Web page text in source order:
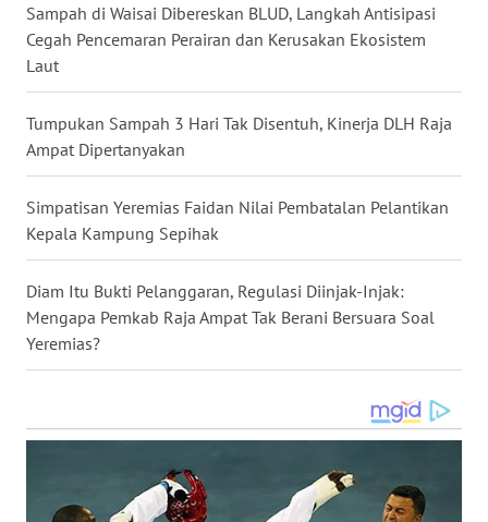
Sampah di Waisai Dibereskan BLUD, Langkah Antisipasi
Cegah Pencemaran Perairan dan Kerusakan Ekosistem
Laut
Tumpukan Sampah 3 Hari Tak Disentuh, Kinerja DLH Raja
Ampat Dipertanyakan
Simpatisan Yeremias Faidan Nilai Pembatalan Pelantikan
Kepala Kampung Sepihak
Diam Itu Bukti Pelanggaran, Regulasi Diinjak-Injak:
Mengapa Pemkab Raja Ampat Tak Berani Bersuara Soal
Yeremias?
KALTARA
WN
WN
KALTIM
WN
SULSEL
WN
GORONTALO
MALUKU